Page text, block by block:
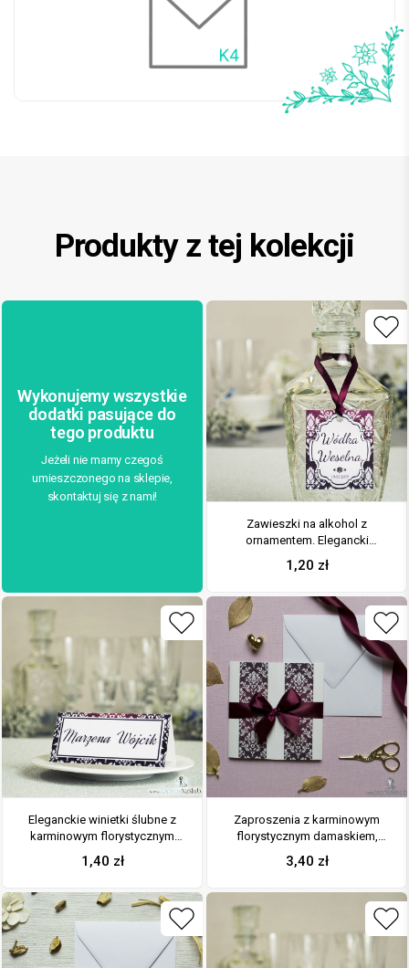
Produkty z tej kolekcji
Wykonujemy wszystkie
dodatki pasujące do
tego produktu
Jeżeli nie mamy czegoś
umieszczonego na sklepie,
skontaktuj się z nami!
Zawieszki na alkohol z
ornamentem. Elegancki
karminowy florystyczny
damask, jasny motyw ozdobny
1,20 zł
Eleganckie winietki ślubne z
karminowym florystycznym
damaskiem, umieszczonym
pod naklejonym motywem
1,40 zł
Zaproszenia z karminowym
florystycznym damaskiem,
przewiązane wstążką po
środku. ZAP-21-04
3,40 zł